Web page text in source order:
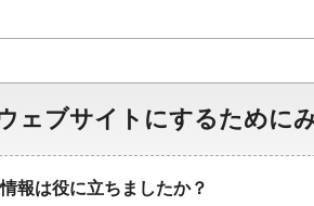
ェブサイトにするために
報は役に立ちましたか？